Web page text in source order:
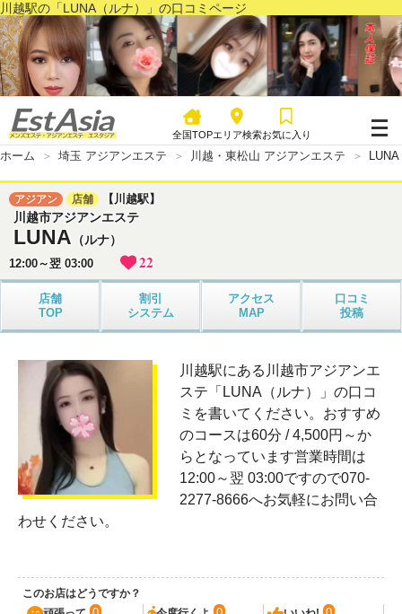
川越駅の「LUNA（ルナ）」の口コミページ
全国TOPエリア検索お気に入り
ホーム 埼玉 アジアンエステ 川越・東松山 アジアンエステ
アジアン 店舗 【川越駅】
川越市アジアンエステ
LUNA （ルナ）
12:00～翌 03:00 22
店舗
TOP
割引
システム
アクセス
MAP
口コミ
投稿
川越駅にある川越市アジアンエ
ステ「LUNA（ルナ）」の口コ
ミを書いてください。おすすめ
のコースは60分 / 4,500円～か
らとなっています営業時間は
12:00～翌 03:00ですので070-
2277-8666へお気軽にお問い合
わせください。
このお店はどうですか？